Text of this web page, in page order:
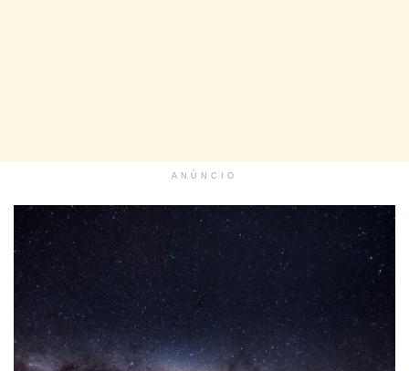
ANÚNCIO